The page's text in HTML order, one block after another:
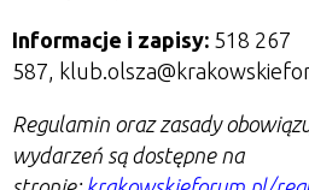
Informacje i zapisy: 518 267
587,
Regulamin oraz zasady
wydarzeń są dostępne na